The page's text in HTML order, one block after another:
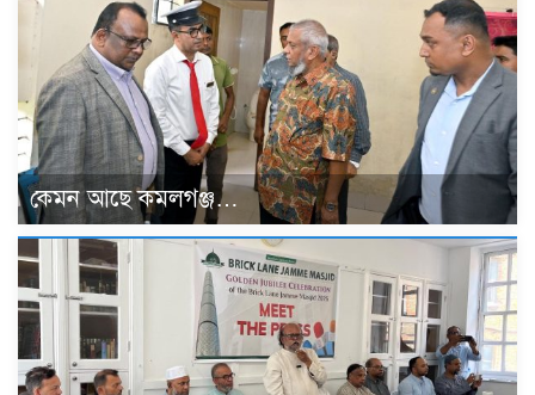
কেমন আছে কমলগঞ্জ…